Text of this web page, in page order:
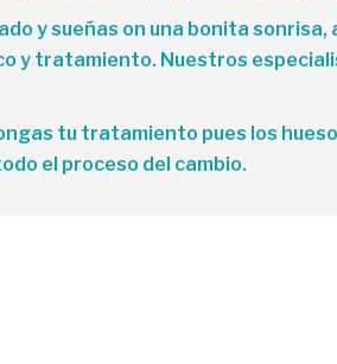
y sueñas on una bonita
y tratamiento. Nuestros
tu tratamiento pues los
el proceso del cambio.